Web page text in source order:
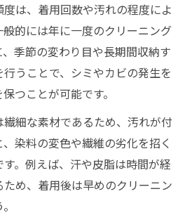
ング専門店の絶品仕上げ技術
着物クリーニングの工程解説
ングで美しさを長持ちさせる
物クリーニングの特徴を知る
ングの再仕上げ保証は重要か
しく蘇る着物の魅力発見
ングで蘇る色柄と風合いの秘
は、着用回数や汚れの程度によ
的には年に一度のクリーニング
季節の変わり目や長期間収納す
うことで、シミやカビの発生を
つことが可能です。
細な素材であるため、汚れが付
染料の変色や繊維の劣化を招く
。例えば、汗や皮脂は時間が経
め、着用後は早めのクリーニン